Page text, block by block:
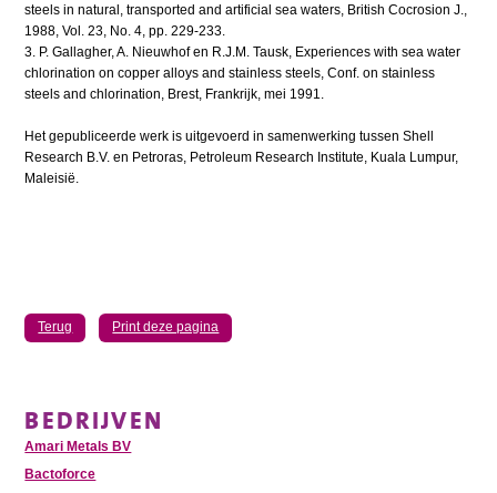
steels in natural, transported and artificial sea waters, British Cocrosion J.,
1988, Vol. 23, No. 4, pp. 229-233.
3. P. Gallagher, A. Nieuwhof en R.J.M. Tausk, Experiences with sea water
chlorination on copper alloys and stainless steels, Conf. on stainless
steels and chlorination, Brest, Frankrijk, mei 1991.
Het gepubliceerde werk is uitgevoerd in samenwerking tussen Shell
Research B.V. en Petroras, Petroleum Research Institute, Kuala Lumpur,
Maleisië.
Terug Print deze pagina
BEDRIJVEN
Amari Metals BV
Bactoforce